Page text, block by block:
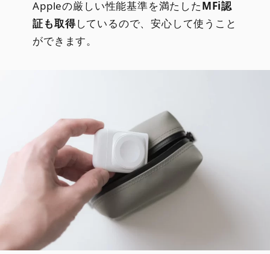
Appleの厳しい性能基準を満たしたMFi認
証も取得しているので、安心して使うこと
ができます。